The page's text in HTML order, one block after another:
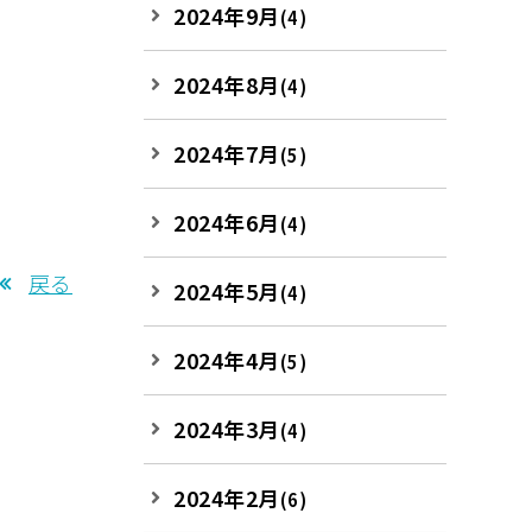
戻る
2024年9月(4)
2024年8月(4)
2024年7月(5)
2024年6月(4)
2024年5月(4)
2024年4月(5)
2024年3月(4)
2024年2月(6)